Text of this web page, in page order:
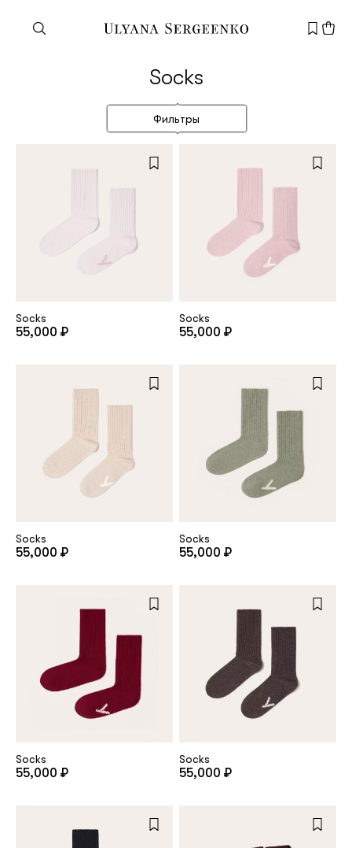
Need help?
Customer service+7 495 105 70 25
support@ulyanasergeenko.com
customer
Repeat password
Date of birth
of the
Registered
Socks
Фильтры
Socks
55,000 ₽
Socks
55,000 ₽
Socks
55,000 ₽
Socks
55,000 ₽
Socks
55,000 ₽
Socks
55,000 ₽